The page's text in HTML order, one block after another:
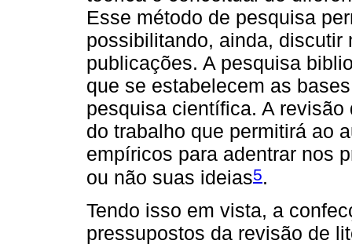
Esse método de pesquisa
possibilitando, ainda, discutir
publicações. A pesquisa
que se estabelecem as
pesquisa científica. A
do trabalho que permitirá ao
empíricos para adentrar nos
ou não suas ideias5.
Tendo isso em vista, a
pressupostos da revisão de